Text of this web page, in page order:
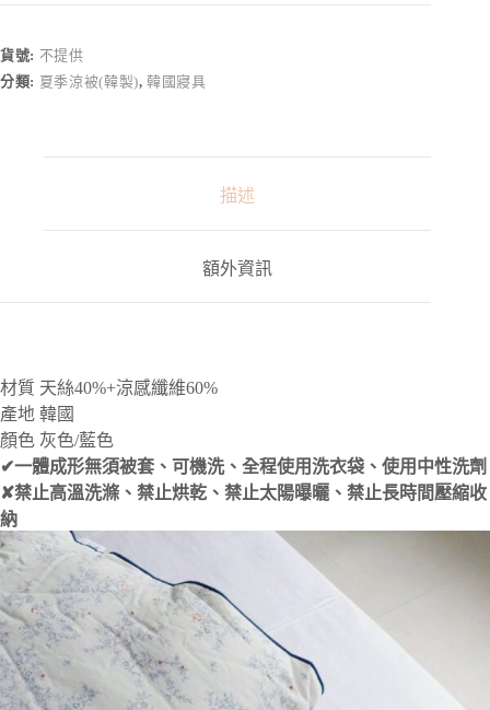
r
n
a
貨號: 不提供
分類: 夏季涼被(韓製),韓國寢具
描述
額外資訊
材質 天絲40%+涼感纖維60%
產地 韓國
顏色 灰色/藍色
✔一體成形無須被套、可機洗、全程使用洗衣袋、使用中性洗劑
✘禁止高溫洗滌、禁止烘乾、禁止太陽曝曬、禁止長時間壓縮收
納